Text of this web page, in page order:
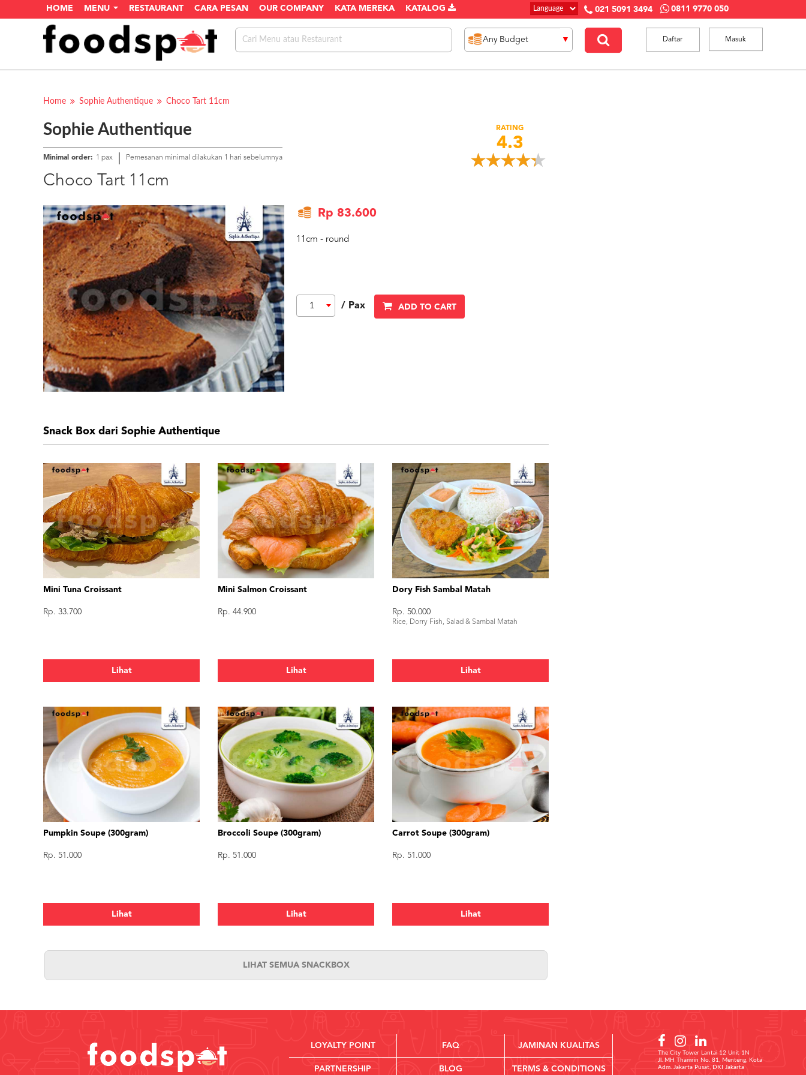
HOME MENU RESTAURANT CARA PESAN OUR COMPANY KATA MEREKA KATALOG 021 5091 3494 0811 9770 050
Masuk
Daftar
Home Sophie Authentique Choco Tart 11cm
Sophie Authentique
Minimal order: 1 pax Pemesanan minimal dilakukan 1 hari sebelumnya
Choco Tart 11cm
RATING
4.3
Rp 83.600
11cm - round
1 / Pax ADD TO CART
Snack Box dari Sophie Authentique
Mini Tuna Croissant
Rp. 33.700
Lihat
Mini Salmon Croissant
Rp. 44.900
Lihat
Dory Fish Sambal Matah
Rp. 50.000
Rice, Dorry Fish, Salad & Sambal Matah
Lihat
Pumpkin Soupe (300gram)
Rp. 51.000
Lihat
Broccoli Soupe (300gram)
Rp. 51.000
Lihat
Carrot Soupe (300gram)
Rp. 51.000
Lihat
LIHAT SEMUA SNACKBOX
LOYALTY POINT FAQ JAMINAN KUALITAS
PARTNERSHIP BLOG TERMS & CONDITIONS
The City Tower Lantai 12 Unit 1N
Jl. MH Thamrin No. 81, Menteng, Kota
Adm. Jakarta Pusat, DKI Jakarta